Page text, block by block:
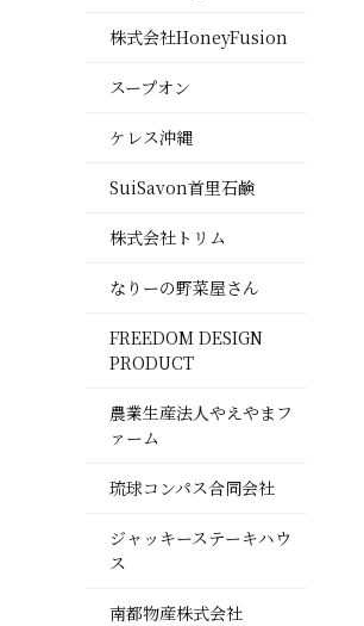
株式会社HoneyFusion
スープオン
ケレス沖縄
SuiSavon首里石鹸
株式会社トリム
なりーの野菜屋さん
FREEDOM DESIGN
PRODUCT
農業生産法人やえやまフ
ァーム
琉球コンパス合同会社
ジャッキーステーキハウ
ス
南都物産株式会社